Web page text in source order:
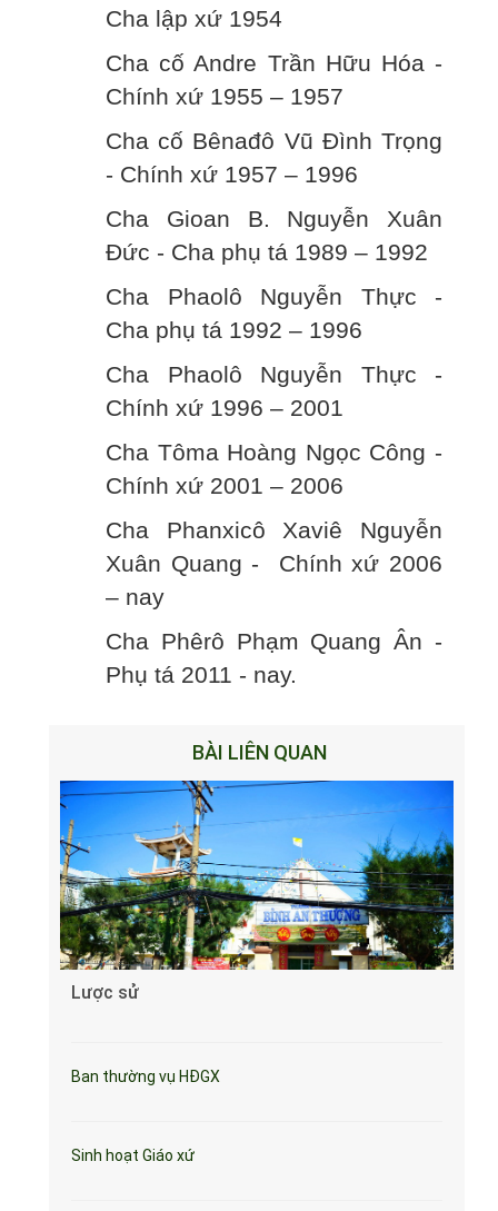
Cha lập xứ 1954
Cha cố Andre Trần Hữu Hóa -
Chính xứ 1955 – 1957
Cha cố Bênađô Vũ Đình Trọng
- Chính xứ 1957 – 1996
Cha Gioan B. Nguyễn Xuân
Đức - Cha phụ tá 1989 – 1992
Cha Phaolô Nguyễn Thực -
Cha phụ tá 1992 – 1996
Cha Phaolô Nguyễn Thực -
Chính xứ 1996 – 2001
Cha Tôma Hoàng Ngọc Công -
Chính xứ 2001 – 2006
Cha Phanxicô Xaviê Nguyễn
Xuân Quang - Chính xứ 2006
– nay
Cha Phêrô Phạm Quang Ân -
Phụ tá 2011 - nay.
BÀI LIÊN QUAN
Lược sử
Ban thường vụ HĐGX
Sinh hoạt Giáo xứ